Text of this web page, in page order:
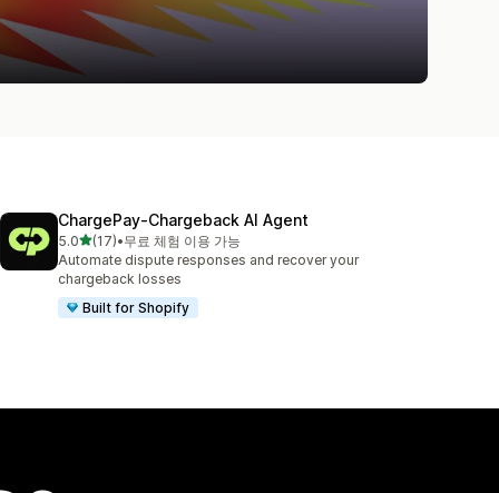
ChargePay‑Chargeback AI Agent
5.0별 5개 중
(17)
총 리뷰 17개
•무료 체험 이용 가능
Automate dispute responses and recover your
chargeback losses
Built for Shopify